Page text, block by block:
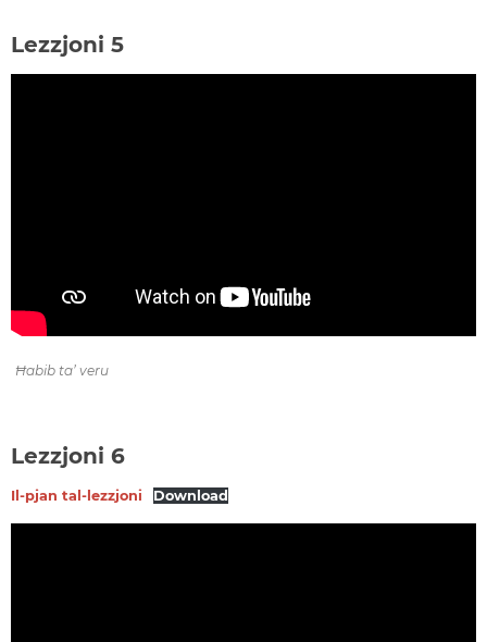
Lezzjoni 5
Ħabib ta’ veru
Lezzjoni 6
Il-pjan tal-lezzjoni Download